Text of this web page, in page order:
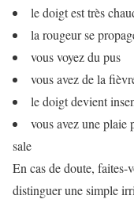
le doigt est très
la rougeur se
vous voyez du pus
vous avez de la
le doigt devient
vous avez une plaie
sale
En cas de doute, faites-
distinguer une simple